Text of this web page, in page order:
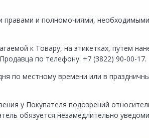
правами и полномочиями,
к Товару, на этикетках, путем
по телефону: +7 (3822) 90-00-17.
по местному времени или в
у Покупателя подозрений
обязуется незамедлительно